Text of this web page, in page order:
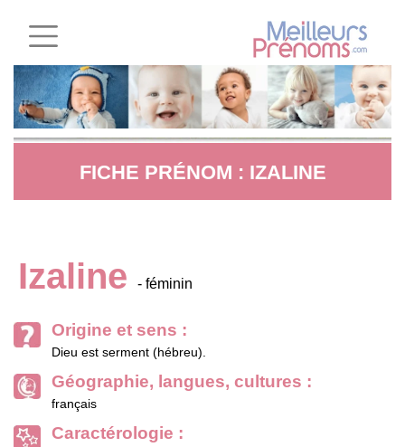
FICHE PRÉNOM : IZALINE
Izaline - féminin
Origine et sens :
Dieu est serment (hébreu).
Géographie, langues, cultures :
français
Caractérologie :